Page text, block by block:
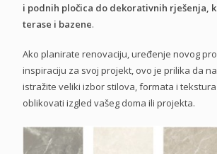
i podnih pločica do dekorativnih rješenja,
terase i bazene.
Ako planirate renovaciju, uređenje novog
inspiraciju za svoj projekt, ovo je prilika da
istražite veliki izbor stilova, formata i
oblikovati izgled vašeg doma ili projekta.